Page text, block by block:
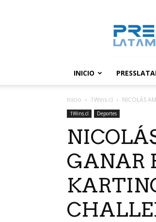
noticias
INICIO
Inicio 1Wins.cl NICOLÁS
1Wins.cl Deportes
GANAR